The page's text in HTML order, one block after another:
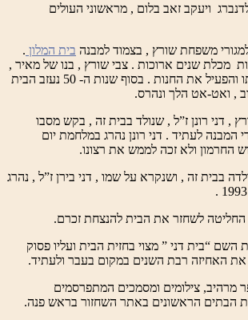
ויעקב זאב בלום , מראשוני העולים
משפחת שורץ , בצמוד למבנה בית המלון .
מכלת שנים ארוכות . צבי שורץ , בנו של מאיר ,
התגורר בו עם משפחתו והפעיל את החנות . בסוף שנות ה- 50 נעזב הבית
, ואט-אט הלך ונהרס.
, דני רונן ז”ל , שנולד בבית זה , בקש מסבו
המבנה לעתיד . דני רונן נהרג במלחמת יום
החרמון ולא זכה לממש את רצונו.
בבית זה , ושנקרא על שמו , דני בירן ז”ל , נהרג
“בית דני ” מצוי בחזית הבית ועליו פסוק
האחיזה רבת השנים במקום בעבר ולעתיד.
מרהיב, צילומים ומסמכים המתפרסמים
הבתים הראשונים באתר השחזור בראש פנה.